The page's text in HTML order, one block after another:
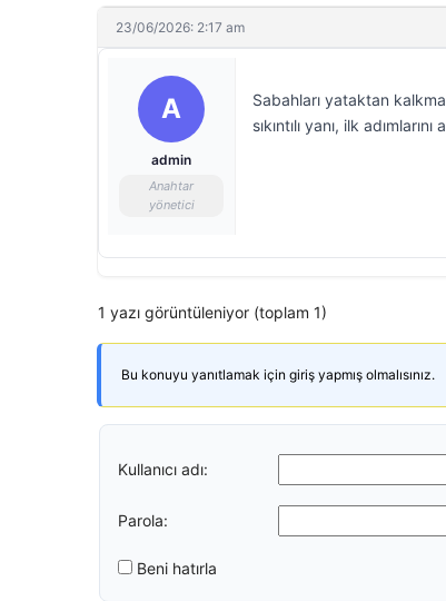
23/06/2026: 2:17 am
A
admin
Anahtar
yönetici
Sabahları yataktan
sıkıntılı yanı, ilk
1 yazı görüntüleniyor (toplam 1)
Bu konuyu yanıtlamak için giriş yapmış olmalısınız.
Kullanıcı adı:
Parola:
Beni hatırla